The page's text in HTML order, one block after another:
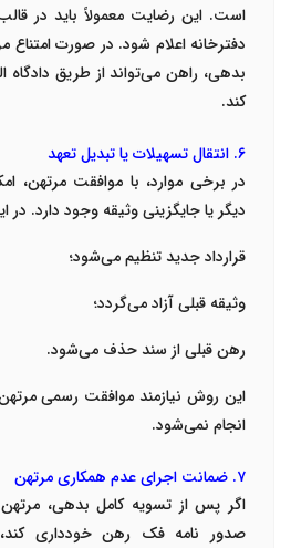
است. این رضایت معمولاً باید در
دفترخانه اعلام شود. در صورت امتناع
بدهی، راهن می‌تواند از طریق دادگاه
کند.
۶. انتقال تسهیلات یا تبدیل تعهد
در برخی موارد، با موافقت مرتهن،
دیگر یا جایگزینی وثیقه وجود دارد.
قرارداد جدید تنظیم می‌شود؛
وثیقه قبلی آزاد می‌گردد؛
رهن قبلی از سند حذف می‌شود.
این روش نیازمند موافقت رسمی
انجام نمی‌شود.
۷. ضمانت اجرای عدم همکاری مرتهن
اگر پس از تسویه کامل بدهی، مرتهن
صدور نامه فک رهن خودداری کند،